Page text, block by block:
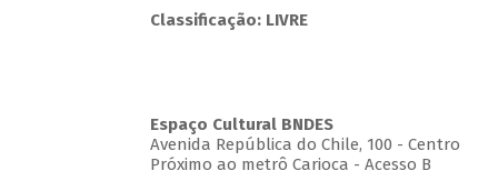
Classificação: LIVRE
Espaço Cultural BNDES
Avenida República do Chile, 100 - Centro
Próximo ao metrô Carioca - Acesso B